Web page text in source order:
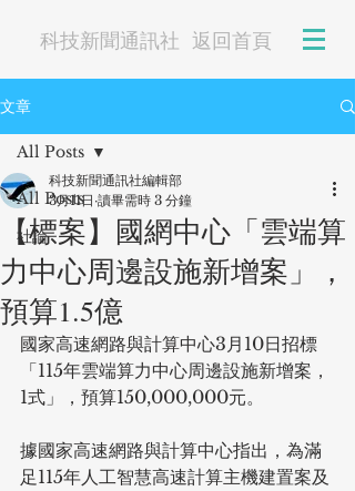
科技新聞通訊社 返回首頁
文章
All Posts
社論
All Posts
【標案】國網中心「雲端算
力中心周邊設施新增案」，
預算1.5億
科技新聞通訊社編輯部
3月11日 讀畢需時 3 分鐘
國家高速網路與計算中心3月10日招標
「115年雲端算力中心周邊設施新增案，
1式」，預算150,000,000元。
據國家高速網路與計算中心指出，為滿
足115年人工智慧高速計算主機建置案及